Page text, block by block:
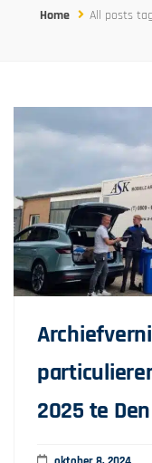
Home All posts
2025 te